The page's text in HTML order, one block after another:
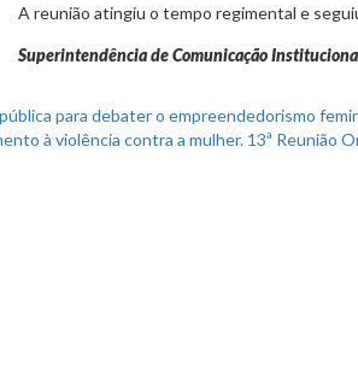
A reunião atingiu o tempo regimental e
Superintendência de Comunicação